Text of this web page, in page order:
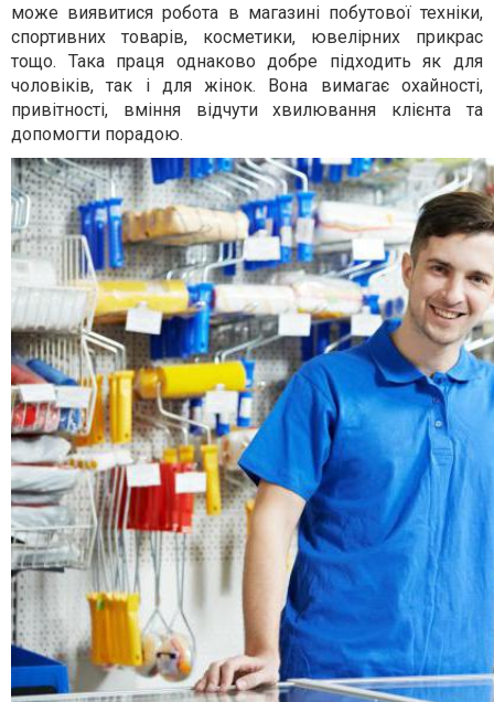
може виявитися робота в магазині побутової техніки,
спортивних товарів, косметики, ювелірних прикрас
тощо. Така праця однаково добре підходить як для
чоловіків, так і для жінок. Вона вимагає охайності,
привітності, вміння відчути хвилювання клієнта та
допомогти порадою.